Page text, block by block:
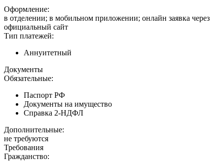
Оформление:
в отделении; в мобильном приложении; онлайн заявка через
официальный сайт
Тип платежей:
Аннуитетный
Документы
Обязательные:
Паспорт РФ
Документы на имущество
Справка 2-НДФЛ
Дополнительные:
не требуются
Требования
Гражданство: